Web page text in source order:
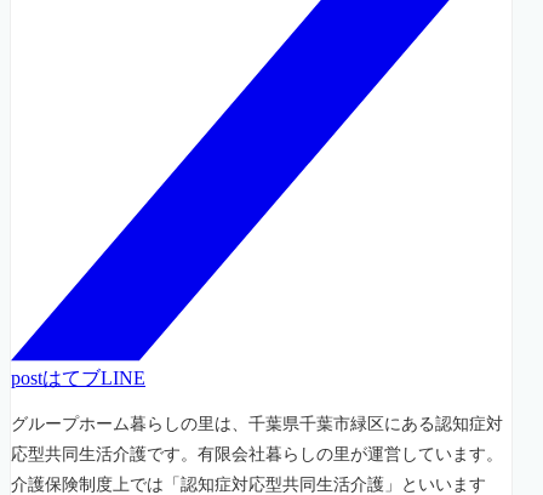
postはてブLINE
グループホーム暮らしの里は、千葉県千葉市緑区にある認知症対
応型共同生活介護です。有限会社暮らしの里が運営しています。
介護保険制度上では「認知症対応型共同生活介護」といいます